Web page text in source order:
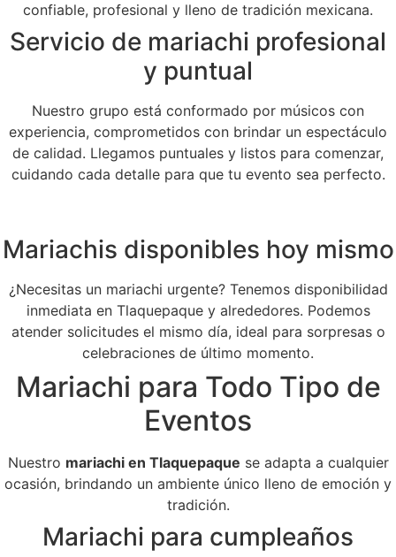
confiable, profesional y lleno de tradición mexicana.
Servicio de mariachi profesional
y puntual
Nuestro grupo está conformado por músicos con
experiencia, comprometidos con brindar un espectáculo
de calidad. Llegamos puntuales y listos para comenzar,
cuidando cada detalle para que tu evento sea perfecto.
Mariachis disponibles hoy mismo
¿Necesitas un mariachi urgente? Tenemos disponibilidad
inmediata en Tlaquepaque y alrededores. Podemos
atender solicitudes el mismo día, ideal para sorpresas o
celebraciones de último momento.
Mariachi para Todo Tipo de
Eventos
Nuestro mariachi en Tlaquepaque se adapta a cualquier
ocasión, brindando un ambiente único lleno de emoción y
tradición.
Mariachi para cumpleaños